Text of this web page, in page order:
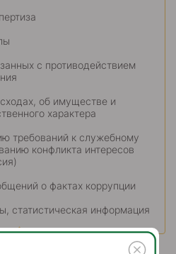
с противодействием
об имуществе и
характера
требований к служебному
конфликта интересов
о фактах коррупции
статистическая информация